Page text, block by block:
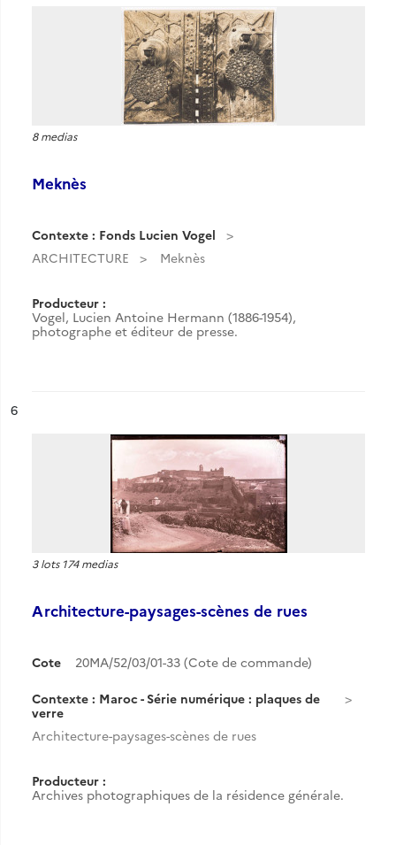
8 medias
Meknès
Contexte : Fonds Lucien Vogel
ARCHITECTURE
Meknès
Producteur :
Vogel, Lucien Antoine Hermann (1886-1954),
photographe et éditeur de presse.
n°
6
3 lots 174 medias
Architecture-paysages-scènes de rues
Cote 20MA/52/03/01-33 (Cote de commande)
Contexte : Maroc - Série numérique : plaques de
verre
Architecture-paysages-scènes de rues
Producteur :
Archives photographiques de la résidence générale.